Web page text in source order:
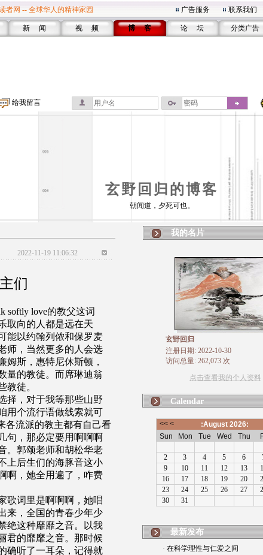
者网 -- 全球华人的精神家园 广告服务 联系我们
新 闻 视 频 博 客 论 坛 分类广告
给我留言
玄野回归的博客
朝闻道，夕死可也。
2022-11-19 11:06:32
们
softly love的教父这词
取向的人都是远在天
能以约翰列侬和保罗麦
师，当然更多的人会选
姆斯，惠特尼休斯顿，
量的教徒。而席琳迪翁
教徒。
择，对于我等那些山野
用个流行语做线索就可
各流派的教主都有自己看
句，那必定要用啊啊啊
。郭颂老师和胡松华老
上后生们的海豚音这小
啊，她全用遍了，咋费
歌词里是啊啊啊，她唱
来，全国的青春少年少
绝这种靡靡之音。以我
君的靡靡之音。那时候
确听了一耳朵，记得就
我的名片
玄野回归
注册日期: 2022-10-30
访问总量: 262,073 次
点击查看我的个人资料
Calendar
最新发布
· 在科学理性与仁爱之间